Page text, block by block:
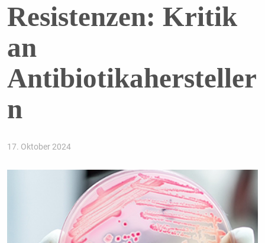
Resistenzen: Kritik
an
Antibiotikahersteller
n
17. Oktober 2024